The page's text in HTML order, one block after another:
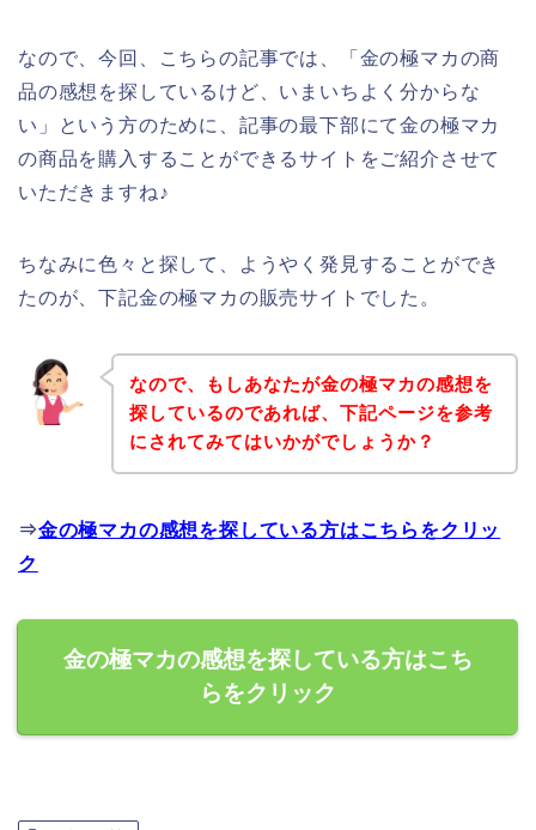
なので、今回、こちらの記事では、「金の極マカの商
品の感想を探しているけど、いまいちよく分からな
い」という方のために、記事の最下部にて金の極マカ
の商品を購入することができるサイトをご紹介させて
いただきますね♪
ちなみに色々と探して、ようやく発見することができ
たのが、下記金の極マカの販売サイトでした。
なので、もしあなたが金の極マカの感想を
探しているのであれば、下記ページを参考
にされてみてはいかがでしょうか？
⇒金の極マカの感想を探している方はこちらをクリッ
ク
金の極マカの感想を探している方はこち
らをクリック